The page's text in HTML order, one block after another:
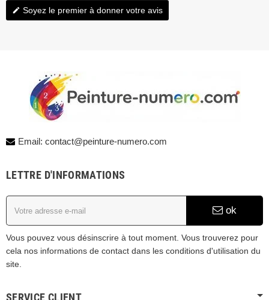
edit Soyez le premier à donner votre avis
Email: contact@peinture-numero.com
LETTRE D'INFORMATIONS
ok
Vous pouvez vous désinscrire à tout moment. Vous trouverez pour
cela nos informations de contact dans les conditions d'utilisation du
site.
SERVICE CLIENT